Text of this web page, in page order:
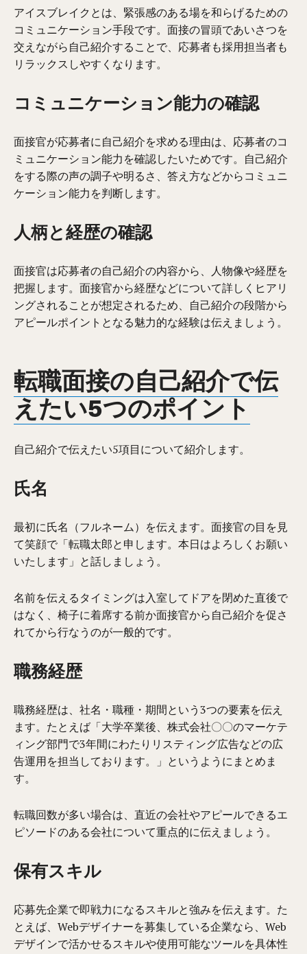
アイスブレイクとは、緊張感のある場を和らげるための
コミュニケーション手段です。面接の冒頭であいさつを
交えながら自己紹介することで、応募者も採用担当者も
リラックスしやすくなります。
コミュニケーション能力の確認
面接官が応募者に自己紹介を求める理由は、応募者のコ
ミュニケーション能力を確認したいためです。自己紹介
をする際の声の調子や明るさ、答え方などからコミュニ
ケーション能力を判断します。
人柄と経歴の確認
面接官は応募者の自己紹介の内容から、人物像や経歴を
把握します。面接官から経歴などについて詳しくヒアリ
ングされることが想定されるため、自己紹介の段階から
アピールポイントとなる魅力的な経験は伝えましょう。
転職面接の自己紹介で伝
えたい5つのポイント
自己紹介で伝えたい5項目について紹介します。
氏名
最初に氏名（フルネーム）を伝えます。面接官の目を見
て笑顔で「転職太郎と申します。本日はよろしくお願い
いたします」と話しましょう。
名前を伝えるタイミングは入室してドアを閉めた直後で
はなく、椅子に着席する前か面接官から自己紹介を促さ
れてから行なうのが一般的です。
職務経歴
職務経歴は、社名・職種・期間という3つの要素を伝え
ます。たとえば「大学卒業後、株式会社〇〇のマーケテ
ィング部門で3年間にわたりリスティング広告などの広
告運用を担当しております。」というようにまとめま
す。
転職回数が多い場合は、直近の会社やアピールできるエ
ピソードのある会社について重点的に伝えましょう。
保有スキル
応募先企業で即戦力になるスキルと強みを伝えます。た
とえば、Webデザイナーを募集している企業なら、Web
デザインで活かせるスキルや使用可能なツールを具体性